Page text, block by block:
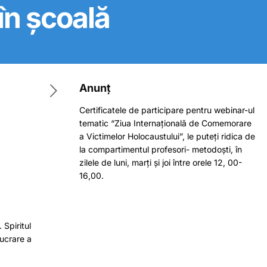
școală
Spiritul
a
Anunț
Certificatele de participare pentru webinar-ul
tematic “Ziua Internațională de Comemorare
a Victimelor Holocaustului”, le puteți ridica de
la compartimentul profesori- metodoști, în
zilele de luni, marți și joi între orele 12, 00-
16,00.